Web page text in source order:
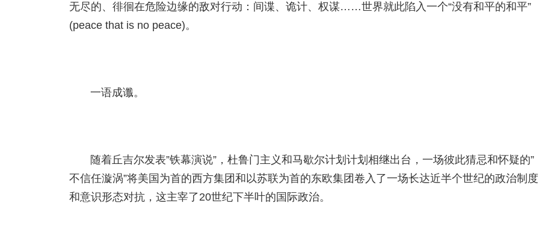
无尽的、徘徊在危险边缘的敌对行动：间谍、诡计、权谋……世界就此陷入一个“没有和平的和平”
(peace that is no peace)。
一语成谶。
随着丘吉尔发表”铁幕演说”，杜鲁门主义和马歇尔计划计划相继出台，一场彼此猜忌和怀疑的”
不信任漩涡”将美国为首的西方集团和以苏联为首的东欧集团卷入了一场长达近半个世纪的政治制度
和意识形态对抗，这主宰了20世纪下半叶的国际政治。